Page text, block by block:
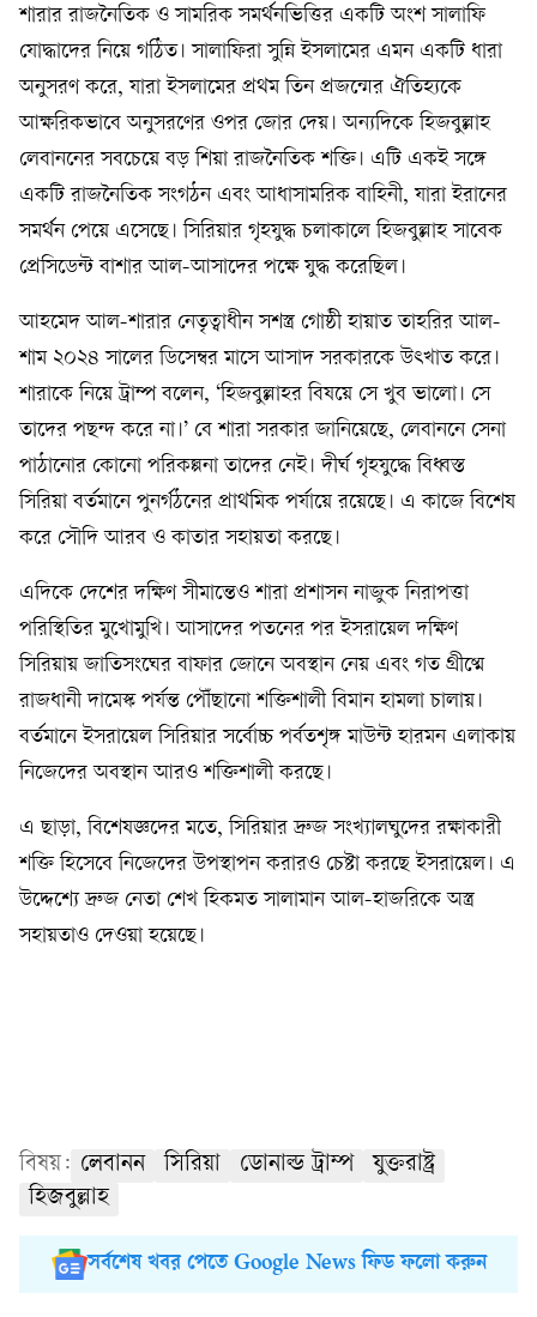
শারার রাজনৈতিক ও সামরিক সমর্থনভিত্তির একটি অংশ সালাফি
যোদ্ধাদের নিয়ে গঠিত। সালাফিরা সুন্নি ইসলামের এমন একটি ধারা
অনুসরণ করে, যারা ইসলামের প্রথম তিন প্রজন্মের ঐতিহ্যকে
আক্ষরিকভাবে অনুসরণের ওপর জোর দেয়। অন্যদিকে হিজবুল্লাহ
লেবাননের সবচেয়ে বড় শিয়া রাজনৈতিক শক্তি। এটি একই সঙ্গে
একটি রাজনৈতিক সংগঠন এবং আধাসামরিক বাহিনী, যারা ইরানের
সমর্থন পেয়ে এসেছে। সিরিয়ার গৃহযুদ্ধ চলাকালে হিজবুল্লাহ সাবেক
প্রেসিডেন্ট বাশার আল-আসাদের পক্ষে যুদ্ধ করেছিল।
আহমেদ আল-শারার নেতৃত্বাধীন সশস্ত্র গোষ্ঠী হায়াত তাহরির আল-
শাম ২০২৪ সালের ডিসেম্বর মাসে আসাদ সরকারকে উৎখাত করে।
শারাকে নিয়ে ট্রাম্প বলেন, ‘হিজবুল্লাহর বিষয়ে সে খুব ভালো। সে
তাদের পছন্দ করে না।’ বে শারা সরকার জানিয়েছে, লেবাননে সেনা
পাঠানোর কোনো পরিকল্পনা তাদের নেই। দীর্ঘ গৃহযুদ্ধে বিধ্বস্ত
সিরিয়া বর্তমানে পুনর্গঠনের প্রাথমিক পর্যায়ে রয়েছে। এ কাজে বিশেষ
করে সৌদি আরব ও কাতার সহায়তা করছে।
এদিকে দেশের দক্ষিণ সীমান্তেও শারা প্রশাসন নাজুক নিরাপত্তা
পরিস্থিতির মুখোমুখি। আসাদের পতনের পর ইসরায়েল দক্ষিণ
সিরিয়ায় জাতিসংঘের বাফার জোনে অবস্থান নেয় এবং গত গ্রীষ্মে
রাজধানী দামেস্ক পর্যন্ত পৌঁছানো শক্তিশালী বিমান হামলা চালায়।
বর্তমানে ইসরায়েল সিরিয়ার সর্বোচ্চ পর্বতশৃঙ্গ মাউন্ট হারমন এলাকায়
নিজেদের অবস্থান আরও শক্তিশালী করছে।
এ ছাড়া, বিশেষজ্ঞদের মতে, সিরিয়ার দ্রুজ সংখ্যালঘুদের রক্ষাকারী
শক্তি হিসেবে নিজেদের উপস্থাপন করারও চেষ্টা করছে ইসরায়েল। এ
উদ্দেশ্যে দ্রুজ নেতা শেখ হিকমত সালামান আল-হাজরিকে অস্ত্র
সহায়তাও দেওয়া হয়েছে।
বিষয়: লেবানন সিরিয়া ডোনাল্ড ট্রাম্প
যুক্তরাষ্ট্র
হিজবুল্লাহ
সর্বশেষ খবর পেতে Google News ফিড ফলো করুন